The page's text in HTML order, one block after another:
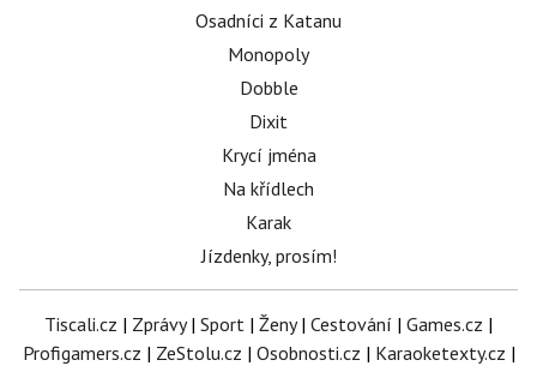
Osadníci z Katanu
Monopoly
Dobble
Dixit
Krycí jména
Na křídlech
Karak
Jízdenky, prosím!
Tiscali.cz | Zprávy| Sport | Ženy| Cestování | Games.cz |
Profigamers.cz | ZeStolu.cz | Osobnosti.cz | Karaoketexty.cz |